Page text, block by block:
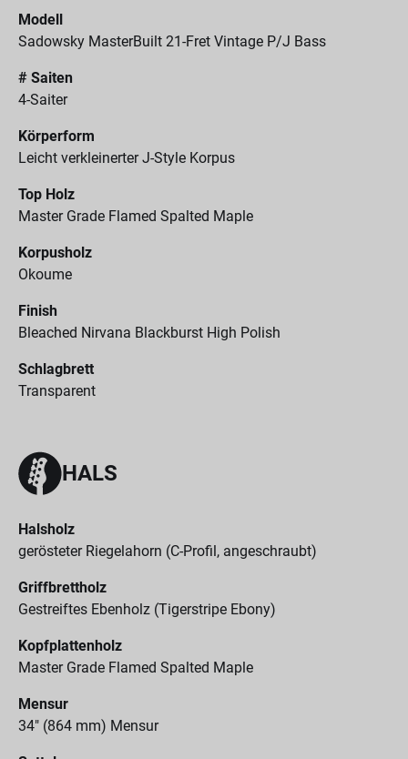
Modell
Sadowsky MasterBuilt 21-Fret Vintage P/J Bass
# Saiten
4-Saiter
Körperform
Leicht verkleinerter J-Style Korpus
Top Holz
Master Grade Flamed Spalted Maple
Korpusholz
Okoume
Finish
Bleached Nirvana Blackburst High Polish
Schlagbrett
Transparent
HALS
Halsholz
gerösteter Riegelahorn (C-Profil, angeschraubt)
Griffbrettholz
Gestreiftes Ebenholz (Tigerstripe Ebony)
Kopfplattenholz
Master Grade Flamed Spalted Maple
Mensur
34" (864 mm) Mensur